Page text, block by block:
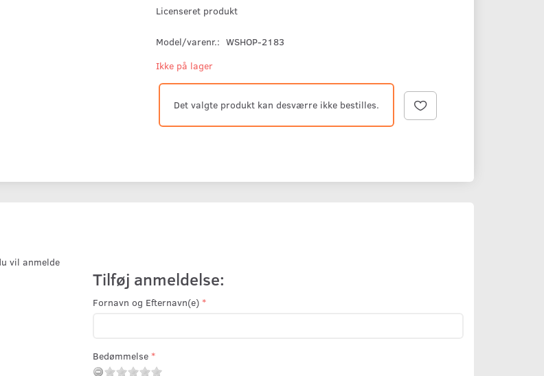
Licenseret produkt
Model/varenr.: WSHOP-2183
Ikke på lager
Det valgte produkt kan desværre ikke bestilles.
vil anmelde
Tilføj anmeldelse:
Fornavn og Efternavn(e)
Bedømmelse